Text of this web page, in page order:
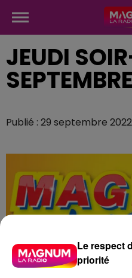
JEUDI
SEPTEMBRE
Publié : 29 septembre
Le respect
priorité